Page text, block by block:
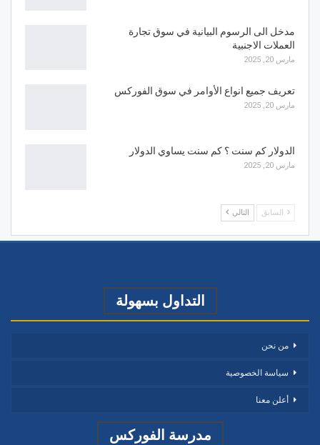
مدخل الى الرسوم البيانية في سوق تجارة
العملات الاجنبية
مارس 20, 2025
تعريف جميع انواع الأوامر في سوق الفوركس
مارس 20, 2025
الدولار كم سنت ؟ كم سنت يساوي الدولار
مارس 20, 2025
السابق التالي
التداول بسهولة
من نحن
سياسة الخصوصية
أعلن معنا
مدرسة الفوركس